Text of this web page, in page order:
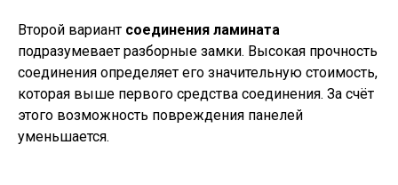
Второй вариант соединения ламината
подразумевает разборные замки. Высокая прочность
соединения определяет его значительную стоимость,
которая выше первого средства соединения. За счёт
этого возможность повреждения панелей
уменьшается.